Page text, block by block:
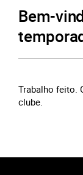
Bem-
Trabalho feito.
clube.